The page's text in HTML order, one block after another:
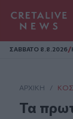
Homepage
ΣAΒΒΑΤΟ 8.8.2026/
ΑΡΧΙΚΗ /
Τα